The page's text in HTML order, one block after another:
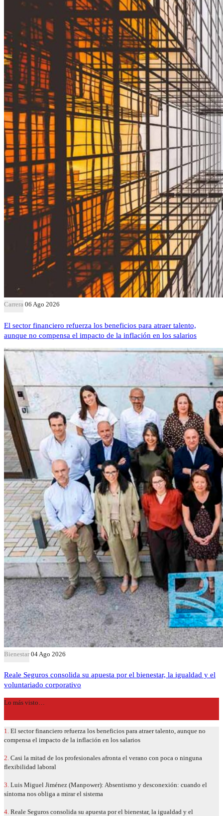
Carrera 06 Ago 2026
El sector financiero refuerza los beneficios para atraer talento,
aunque no compensa el impacto de la inflación en los salarios
Bienestar 04 Ago 2026
Reale Seguros consolida su apuesta por el bienestar, la igualdad y el
voluntariado corporativo
Lo más visto…
1. El sector financiero refuerza los beneficios para atraer talento, aunque no
compensa el impacto de la inflación en los salarios
2. Casi la mitad de los profesionales afronta el verano con poca o ninguna
flexibilidad laboral
3. Luis Miguel Jiménez (Manpower): Absentismo y desconexión: cuando el
síntoma nos obliga a mirar el sistema
4. Reale Seguros consolida su apuesta por el bienestar, la igualdad y el